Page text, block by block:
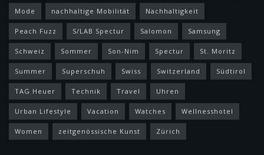
Mode nachhaltige Mobilität Nachhaltigkeit
Peach Fuzz S/LAB Spectur Salomon Samsung
Schweiz Sommer Son-Nim Spectur St. Moritz
Summer Superschuh Swiss Switzerland Südtirol
TAG Heuer Technik Travel Uhren
Urban Lifestyle Vacation Watches Wellnesshotel
Women zeitgenössische Kunst Zürich